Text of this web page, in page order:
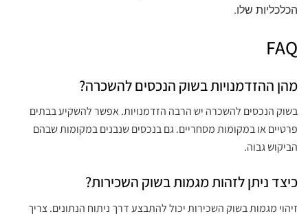
הכלכליות שלו.
FAQ
מהן ההזדמנויות בשוק הנכסים להשכרה?
בשוק הנכסים להשכרה יש הרבה הזדמנויות. אפשר להשקיע בבתים
פרטיים או במקומות מסחריים. גם בנכסים שנבנים במקומות שבהם
הביקוש גבוה.
כיצד ניתן לזהות מגמות בשוק השכירות?
זיהוי מגמות בשוק השכירות יכול להתבצע דרך ניתוח הנתונים. צריך